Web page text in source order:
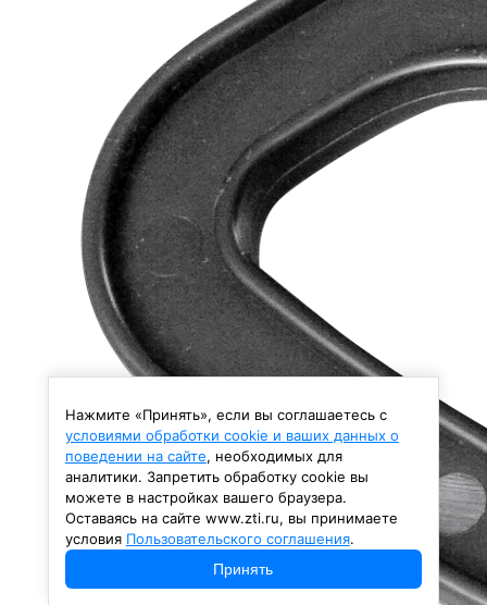
Нажмите «Принять», если вы соглашаетесь с
условиями обработки cookie и ваших данных о
поведении на сайте, необходимых для
аналитики. Запретить обработку cookie вы
можете в настройках вашего браузера.
Оставаясь на сайте www.zti.ru, вы принимаете
условия Пользовательского соглашения.
Принять